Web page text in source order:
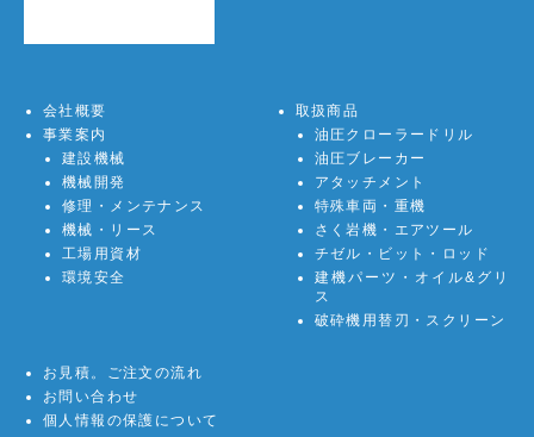
会社概要
事業案内
建設機械
機械開発
修理・メンテナンス
機械・リース
工場用資材
環境安全
取扱商品
油圧クローラードリル
油圧ブレーカー
アタッチメント
特殊車両・重機
さく岩機・エアツール
チゼル・ビット・ロッド
建機パーツ・オイル&グリ
ス
破砕機用替刃・スクリーン
お見積。ご注文の流れ
お問い合わせ
個人情報の保護について